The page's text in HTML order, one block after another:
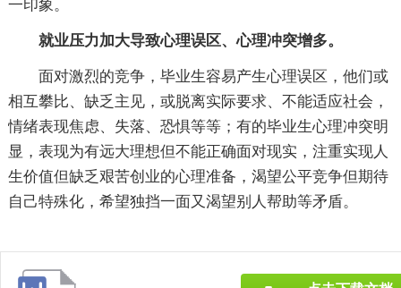
一印象。
就业压力加大导致心理误区、心理冲突增多。
面对激烈的竞争，毕业生容易产生心理误区，他们或
相互攀比、缺乏主见，或脱离实际要求、不能适应社会，
情绪表现焦虑、失落、恐惧等等；有的毕业生心理冲突明
显，表现为有远大理想但不能正确面对现实，注重实现人
生价值但缺乏艰苦创业的心理准备，渴望公平竞争但期待
自己特殊化，希望独挡一面又渴望别人帮助等矛盾。